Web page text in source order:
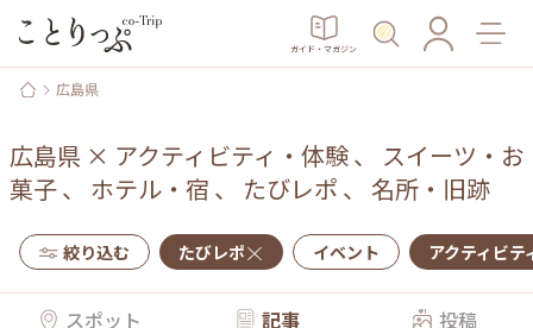
ガイド・マガジン
広島県
広島県 × アクティビティ・体験、 スイーツ・お
菓子、 ホテル・宿 、 たびレポ 、 名所・旧跡
絞り込む たびレポ イベント アクティビテ
スポット 記事 投稿